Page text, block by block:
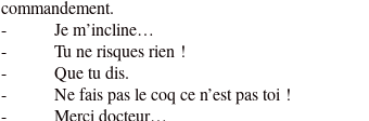
commandement.
- Je m’incline…
- Tu ne risques rien !
- Que tu dis.
- Ne fais pas le coq ce n’est pas toi !
- Merci docteur…